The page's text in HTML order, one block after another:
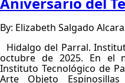
By: Elizabeth Salgado
Hidalgo del Parral.
octubre de 2025. En el
Instituto Tecnológico de
Arte Objeto